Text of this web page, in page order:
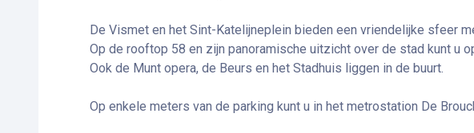
De Vismet en het Sint-Katelijneplein bieden een vriendelijke sfeer
Op de rooftop 58 en zijn panoramische uitzicht over de stad kunt u
Ook de Munt opera, de Beurs en het Stadhuis liggen in de buurt.
Op enkele meters van de parking kunt u in het metrostation De